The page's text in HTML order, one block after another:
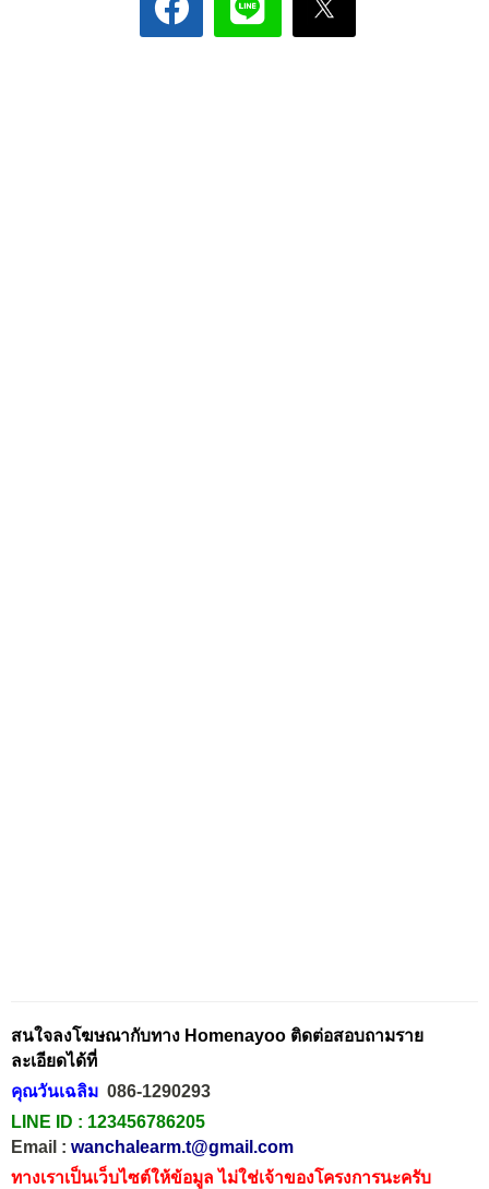
สนใจลงโฆษณากับทาง Homenayoo ติดต่อสอบถามราย
ละเอียดได้ที่
คุณวันเฉลิม 086-1290293
LINE ID : 123456786205
Email : wanchalearm.t@gmail.com
ทางเราเป็นเว็บไซต์ให้ข้อมูล ไม่ใช่เจ้าของโครงการนะครับ